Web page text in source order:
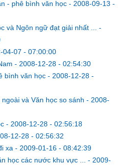
- phê bình văn học - 2008-09-13 -
và Ngôn ngữ đạt giải nhất ... -
04-07 - 07:00:00
- 2008-12-28 - 02:54:30
bình văn học - 2008-12-28 -
và Văn học so sánh - 2008-
- 2008-12-28 - 02:56:18
12-28 - 02:56:32
xa - 2009-01-16 - 08:42:39
học các nước khu vực ... - 2009-